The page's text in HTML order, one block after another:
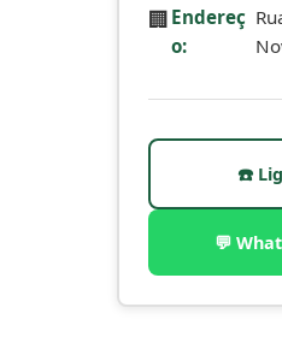
🏢 Endereç
o:
☎️
💬